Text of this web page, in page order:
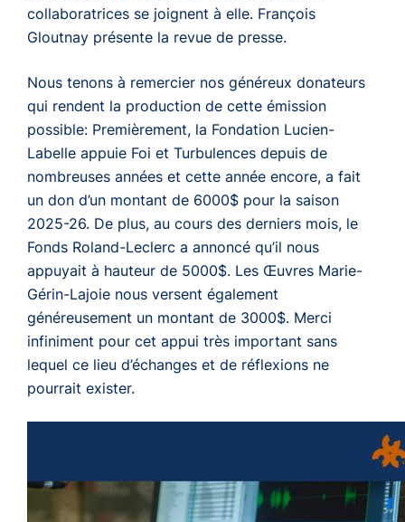
collaboratrices se joignent à elle. François
Gloutnay présente la revue de presse.
Nous tenons à remercier nos généreux donateurs
qui rendent la production de cette émission
possible: Premièrement, la Fondation Lucien-
Labelle appuie Foi et Turbulences depuis de
nombreuses années et cette année encore, a fait
un don d’un montant de 6000$ pour la saison
2025-26. De plus, au cours des derniers mois, le
Fonds Roland-Leclerc a annoncé qu’il nous
appuyait à hauteur de 5000$. Les Œuvres Marie-
Gérin-Lajoie nous versent également
généreusement un montant de 3000$. Merci
infiniment pour cet appui très important sans
lequel ce lieu d’échanges et de réflexions ne
pourrait exister.